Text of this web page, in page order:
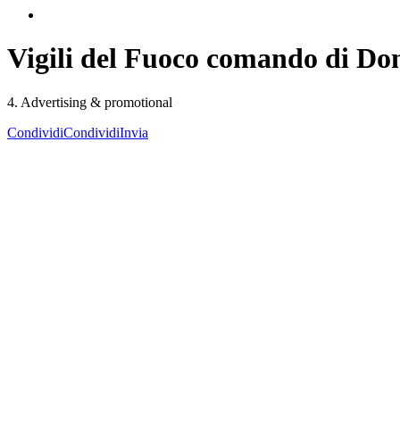
Vigili del Fuoco comando di
4. Advertising & promotional
CondividiCondividiInvia